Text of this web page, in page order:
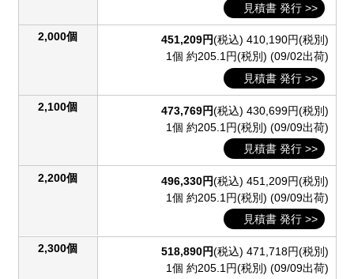
見積書 発行 >>
2,000個 451,209円(税込) 410,190円(税別)
1個 約205.1円(税別) (09/02出荷)
見積書 発行 >>
2,100個 473,769円(税込) 430,699円(税別)
1個 約205.1円(税別) (09/09出荷)
見積書 発行 >>
2,200個 496,330円(税込) 451,209円(税別)
1個 約205.1円(税別) (09/09出荷)
見積書 発行 >>
2,300個 518,890円(税込) 471,718円(税別)
1個 約205.1円(税別) (09/09出荷)